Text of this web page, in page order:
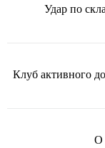
Удар по
Клуб активного
О